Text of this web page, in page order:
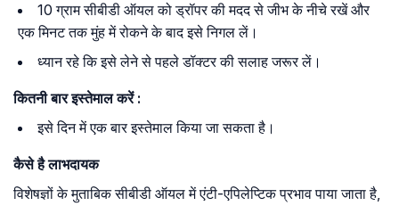
10 ग्राम सीबीडी ऑयल को ड्रॉपर की मदद से जीभ के नीचे रखें और
एक मिनट तक मुंह में रोकने के बाद इसे निगल लें।
ध्यान रहे कि इसे लेने से पहले डॉक्टर की सलाह जरूर लें।
कितनी बार इस्तेमाल करें :
इसे दिन में एक बार इस्तेमाल किया जा सकता है।
कैसेहैलाभदायक
विशेषज्ञों के मुताबिक सीबीडी ऑयल में एंटी-एपिलेप्टिक प्रभाव पाया जाता है,